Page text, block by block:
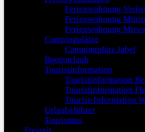
Ferienwohnung
Ferienwohnung
Ferienwohnung
Campingplätze
Campingplatz Jabel
Bootsurlaub
Touristinformation
Touristinformation
Touristinformation
Tourist-Information
Urlaubsführer
Tourismus